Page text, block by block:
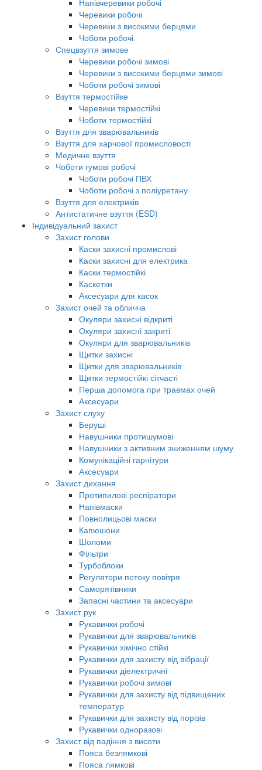
Напівчеревики робочі
Черевики робочі
Черевики з високими берцями
Чоботи робочі
Спецвзуття зимове
Черевики робочі зимові
Черевики з високими берцями зимові
Чоботи робочі зимові
Взуття термостійке
Черевики термостійкі
Чоботи термостійкі
Взуття для зварювальників
Взуття для харчової промисловості
Медичне взуття
Чоботи гумові робочі
Чоботи робочі ПВХ
Чоботи робочі з поліуретану
Взуття для електриків
Антистатичне взуття (ESD)
Індивідуальний захист
Захист голови
Каски захисні промислові
Каски захисні для електрика
Каски термостійкі
Каскетки
Аксесуари для касок
Захист очей та обличча
Окуляри захисні відкриті
Окуляри захисні закриті
Окуляри для зварювальників
Щитки захисні
Щитки для зварювальників
Щитки термостійкі сітчасті
Перша допомога при травмах очей
Аксесуари
Захист слуху
Беруші
Навушники протишумові
Навушники з активним зниженням шуму
Комунікаційні гарнітури
Аксесуари
Захист дихання
Протипилові респіратори
Напівмаски
Повнолицьові маски
Капюшони
Шоломи
Фільтри
Турбоблоки
Регулятори потоку повітря
Саморятівники
Запасні частини та аксесуари
Захист рук
Рукавички робочі
Рукавички для зварювальників
Рукавички хімічно стійкі
Рукавички для захисту від вібрації
Рукавички діелектричні
Рукавички робочі зимові
Рукавички для захисту від підвищених
температур
Рукавички для захисту від порізів
Рукавички одноразові
Захист від падіння з висоти
Пояса безлямкові
Пояса лямкові